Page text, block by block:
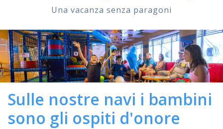
AssistenzaOnline
Assistenza02 76028132
Una vacanza senza paragoni
Sulle nostre navi i bambini
sono gli ospiti d'onore